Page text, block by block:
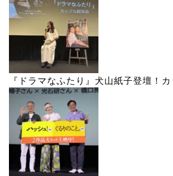
『ドラマなふたり』犬山紙子登壇！